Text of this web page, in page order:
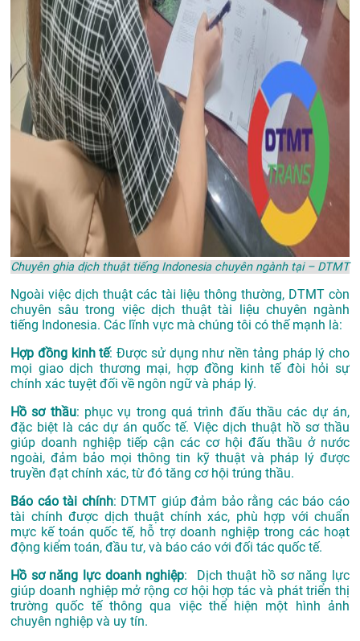
Chuyên ghia dịch thuật tiếng Indonesia chuyên ngành tại – DTMT
Ngoài việc dịch thuật các tài liệu thông thường, DTMT còn
chuyên sâu trong việc dịch thuật tài liệu chuyên ngành
tiếng Indonesia. Các lĩnh vực mà chúng tôi có thế mạnh là:
Hợp đồng kinh tế: Được sử dụng như nền tảng pháp lý cho
mọi giao dịch thương mại, hợp đồng kinh tế đòi hỏi sự
chính xác tuyệt đối về ngôn ngữ và pháp lý.
Hồ sơ thầu: phục vụ trong quá trình đấu thầu các dự án,
đặc biệt là các dự án quốc tế. Việc dịch thuật hồ sơ thầu
giúp doanh nghiệp tiếp cận các cơ hội đấu thầu ở nước
ngoài, đảm bảo mọi thông tin kỹ thuật và pháp lý được
truyền đạt chính xác, từ đó tăng cơ hội trúng thầu.
Báo cáo tài chính: DTMT giúp đảm bảo rằng các báo cáo
tài chính được dịch thuật chính xác, phù hợp với chuẩn
mực kế toán quốc tế, hỗ trợ doanh nghiệp trong các hoạt
động kiểm toán, đầu tư, và báo cáo với đối tác quốc tế.
Hồ sơ năng lực doanh nghiệp: Dịch thuật hồ sơ năng lực
giúp doanh nghiệp mở rộng cơ hội hợp tác và phát triển thị
trường quốc tế thông qua việc thể hiện một hình ảnh
chuyên nghiệp và uy tín.